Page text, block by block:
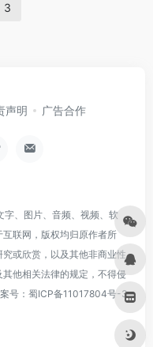
3
声明 广告合作
、图片、音频、视频、软
联网，版权均归原作者所
或欣赏，以及其他非商业性
他相关法律的规定，不得侵
号： 蜀ICP备11017804号-3